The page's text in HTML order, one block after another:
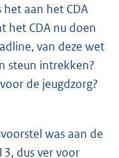
aan het CDA
het CDA nu doen
van deze wet
steun intrekken?
de jeugdzorg?
was aan de
dus ver voor